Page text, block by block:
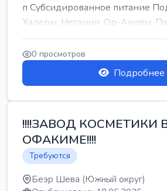
п Субсидированное питание
Хадеры, Нетании, Ор-Акивы,
0 просмотров
Подробнее
!!!!ЗАВОД КОСМЕТИКИ
ОФАКИМЕ!!!!
Требуются
Беэр Шева (Южный округ)